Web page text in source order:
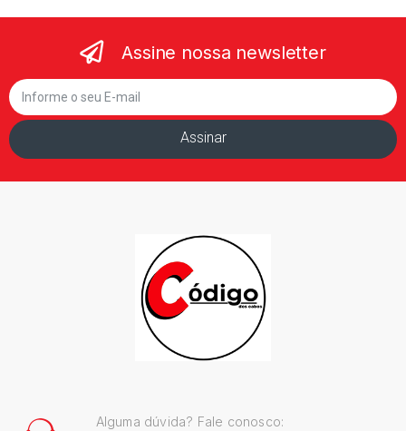
Assine nossa newsletter
Assinar
Alguma dúvida? Fale conosco: